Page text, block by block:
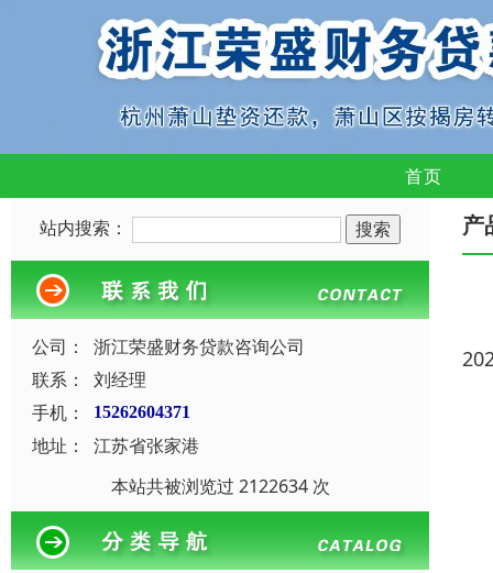
首页
站内搜索：
公司：
浙江荣盛财务贷款咨询公司
联系：
刘经理
手机：
15262604371
地址：
江苏省张家港
本站共被浏览过 2122634 次
产